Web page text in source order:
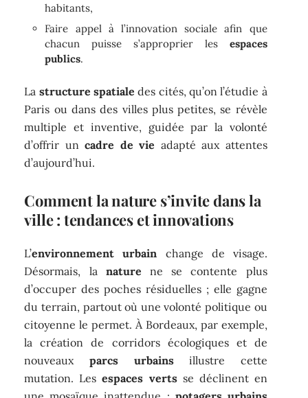
habitants,
Faire appel à l’innovation sociale afin que
chacun puisse s’approprier les espaces
publics.
La structure spatiale des cités, qu’on l’étudie à
Paris ou dans des villes plus petites, se révèle
multiple et inventive, guidée par la volonté
d’offrir uncadre de vie adapté aux attentes
d’aujourd’hui.
Comment la nature s’invite dans la
ville : tendances et innovations
L’environnement urbain change de visage.
Désormais, la nature ne se contente plus
d’occuper des poches résiduelles ; elle gagne
du terrain, partout où une volonté politique ou
citoyenne le permet. À Bordeaux, par exemple,
la création de corridors écologiques et de
nouveaux parcs urbainsillustre cette
mutation. Lesespaces vertsse déclinent en